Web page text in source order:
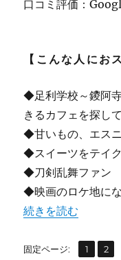
口コミ評価：
【こんな人にお
◆足利学校～鑁阿
きるカフェを探し
◆甘いもの、エス
◆スイーツをテイ
◆刀剣乱舞ファン
◆映画のロケ地に
“【足利】”プラ
続きを読む
固定ページ:
固1 ,
固
2